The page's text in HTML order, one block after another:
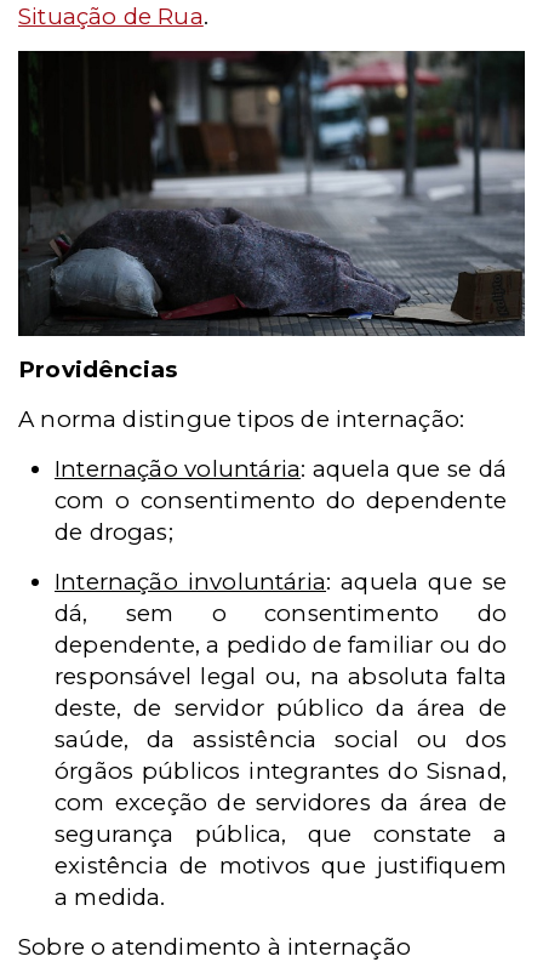
Situação de Rua.
Providências
A norma distingue tipos de internação:
Internação voluntária: aquela que se dá
com o consentimento do dependente
de drogas;
Internação involuntária: aquela que se
dá, sem o consentimento do
dependente, a pedido de familiar ou do
responsável legal ou, na absoluta falta
deste, de servidor público da área de
saúde, da assistência social ou dos
órgãos públicos integrantes do Sisnad,
com exceção de servidores da área de
segurança pública, que constate a
existência de motivos que justifiquem
a medida.
Sobre o atendimento à internação